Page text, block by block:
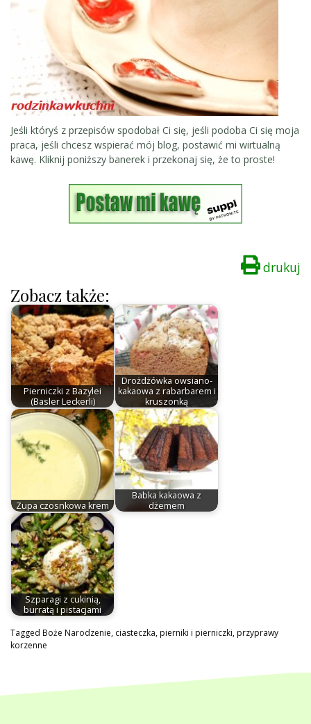
Jeśli któryś z przepisów spodobał Ci się, jeśli podoba Ci się moja
praca, jeśli chcesz wspierać mój blog, postawić mi wirtualną
kawę. Kliknij poniższy banerek i przekonaj się, że to proste!
drukuj
Zobacz także:
Pierniczki z Bazylei
(Basler Leckerli)
Drożdżówka owsiano-
kakaowa z rabarbarem i
kruszonką
Zupa czosnkowa krem
Babka kakaowa z
dżemem
Szparagi z cukinią,
burratą i pistacjami
Tagged Boże Narodzenie, ciasteczka,pierniki i pierniczki,przyprawy
korzenne